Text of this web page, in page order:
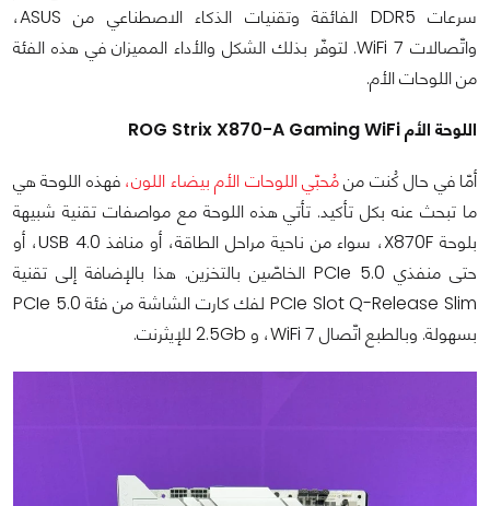
سرعات DDR5 الفائقة وتقنيات الذكاء الاصطناعي من ASUS،
واتّصالات WiFi 7. لتوفّر بذلك الشكل والأداء المميزان في هذه الفئة
من اللوحات الأم.
اللوحة الأم ROG Strix X870-A Gaming WiFi
أمّا في حال كُنت منمُحبّي اللوحات الأم بيضاء اللون، فهذه اللوحة هي
ما تبحث عنه بكل تأكيد. تأتي هذه اللوحة مع مواصفات تقنية شبيهة
بلوحة X870F، سواء من ناحية مراحل الطاقة، أو منافذ USB 4.0، أو
حتى منفذي PCIe 5.0 الخاصّين بالتخزين. هذا بالإضافة إلى تقنية
PCIe Slot Q-Release Slim لفك كارت الشاشة من فئة PCIe 5.0
بسهولة. وبالطبع اتّصال WiFi 7، و 2.5Gb للإيثرنت.